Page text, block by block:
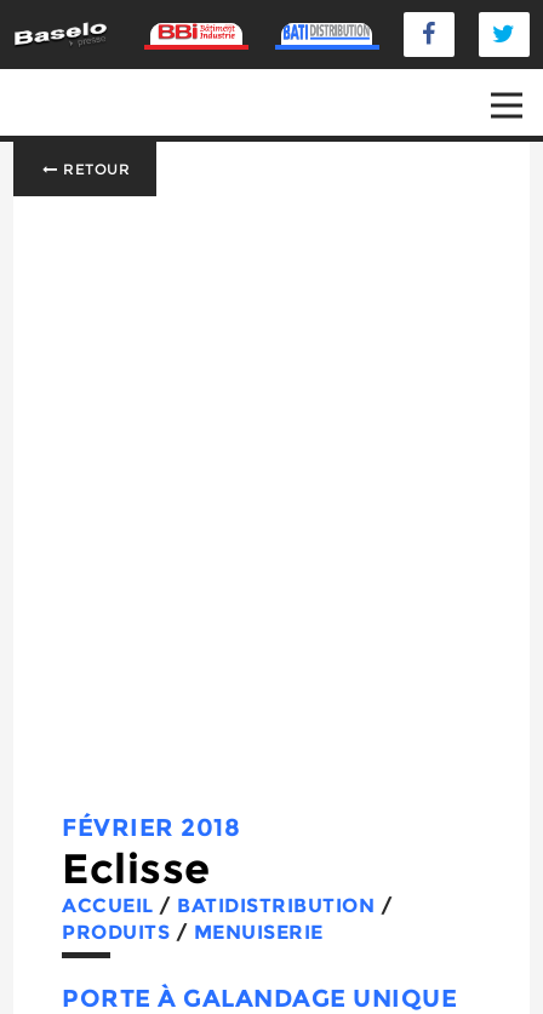
RETOUR
FÉVRIER 2018
Eclisse
ACCUEIL / BATIDISTRIBUTION /
PRODUITS / MENUISERIE
PORTE À GALANDAGE UNIQUE